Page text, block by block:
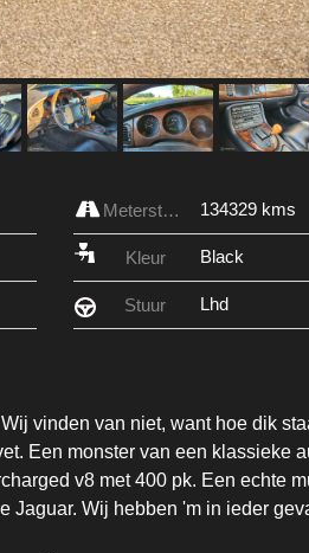
Meterstand 134329 kms
Kleur Black
Stuur Lhd
vinden van niet, want hoe dik
Een monster van een klassieke
v8 met 400 pk. Een echte
Jaguar. Wij hebben 'm in ieder